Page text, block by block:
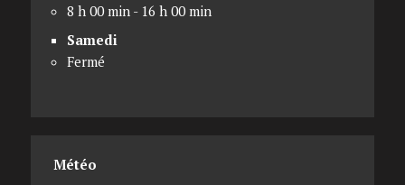
8 h 00 min - 16 h 00 min
Samedi
Fermé
Météo